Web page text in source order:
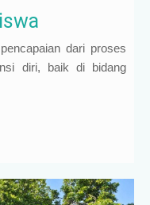
dari proses
diri, baik di bidang